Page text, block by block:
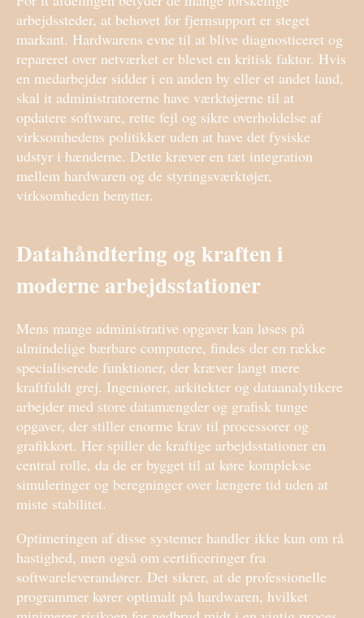
arbejdssteder, at behovet for fjernsupport er steget
markant. Hardwarens evne til at blive diagnosticeret og
repareret over netværket er blevet en kritisk faktor. Hvis
en medarbejder sidder i en anden by eller et andet land,
skal it administratorerne have værktøjerne til at
opdatere software, rette fejl og sikre overholdelse af
virksomhedens politikker uden at have det fysiske
udstyr i hænderne. Dette kræver en tæt integration
mellem hardwaren og de styringsværktøjer,
virksomheden benytter.
Datahåndtering og kraften i
moderne arbejdsstationer
Mens mange administrative opgaver kan løses på
almindelige bærbare computere, findes der en række
specialiserede funktioner, der kræver langt mere
kraftfuldt grej. Ingeniører, arkitekter og dataanalytikere
arbejder med store datamængder og grafisk tunge
opgaver, der stiller enorme krav til processorer og
grafikkort. Her spiller de kraftige arbejdsstationer en
central rolle, da de er bygget til at køre komplekse
simuleringer og beregninger over længere tid uden at
miste stabilitet.
Optimeringen af disse systemer handler ikke kun om rå
hastighed, men også om certificeringer fra
softwareleverandører. Det sikrer, at de professionelle
programmer kører optimalt på hardwaren, hvilket